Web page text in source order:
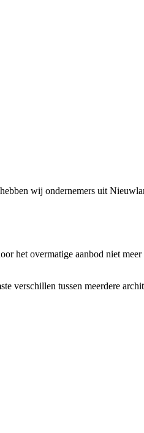
wij ondernemers uit
het overmatige aanbod niet
verschillen tussen meerdere